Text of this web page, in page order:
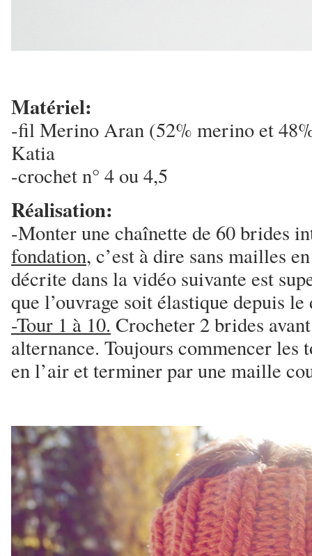
Matériel:
-fil Merino Aran (52% merino et
Katia
-crochet n° 4 ou 4,5
Réalisation:
-Monter une chaînette de 60 brides
fondation, c’est à dire sans mailles
décrite dans la vidéo suivante est
que l’ouvrage soit élastique depuis le
-Tour 1 à 10. Crocheter 2 brides
alternance. Toujours commencer les
en l’air et terminer par une maille